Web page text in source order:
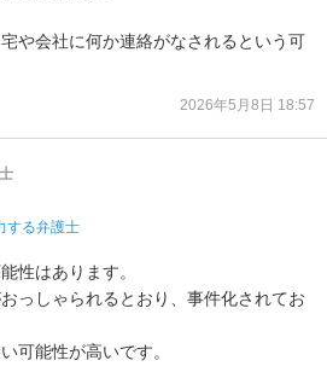
や会社に何か連絡がなされるという可
2026年5月8日 18:57
する弁護士
性はあります。
っしゃられるとおり、事件化されてお
可能性が高いです。